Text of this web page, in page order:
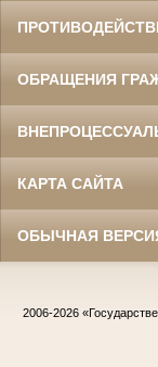
ОБРАЩЕНИЯ
КАРТА САЙТА
ОБЫЧНАЯ
2006-2026